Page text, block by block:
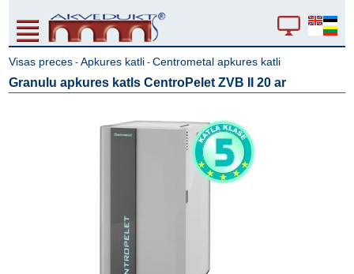
Visas preces -Apkures katli -Centrometal apkures katli
Granulu apkures katls CentroPelet ZVB II 20 ar